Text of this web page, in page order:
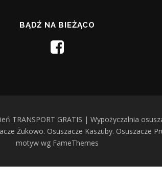
BĄDŹ NA BIEŻĄCO
TRANSPORT GRATIS | Wypożyczalnia
Żukowo. Osuszacze Kaszuby. Osuszacze
motyw wg FameThemes